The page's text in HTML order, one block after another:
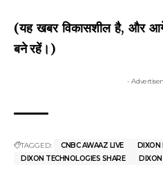
(यह खबर विकासशील है, और
बने रहें।)
-
TAGGED: CNBC AWAAZ LIVE DIXON
DIXON TECHNOLOGIES SHARE